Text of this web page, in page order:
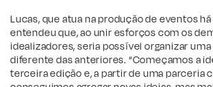
Lucas, que atua na produção de eventos
entendeu que, ao unir esforços com os
idealizadores, seria possível organizar
diferente das anteriores. “Começamos a
terceira edição e, a partir de uma parceria